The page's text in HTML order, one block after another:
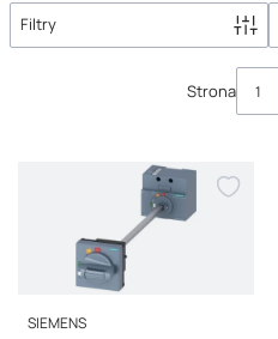
Filtry
Lista produktówStrona
PRODUCENT
SIEMENS